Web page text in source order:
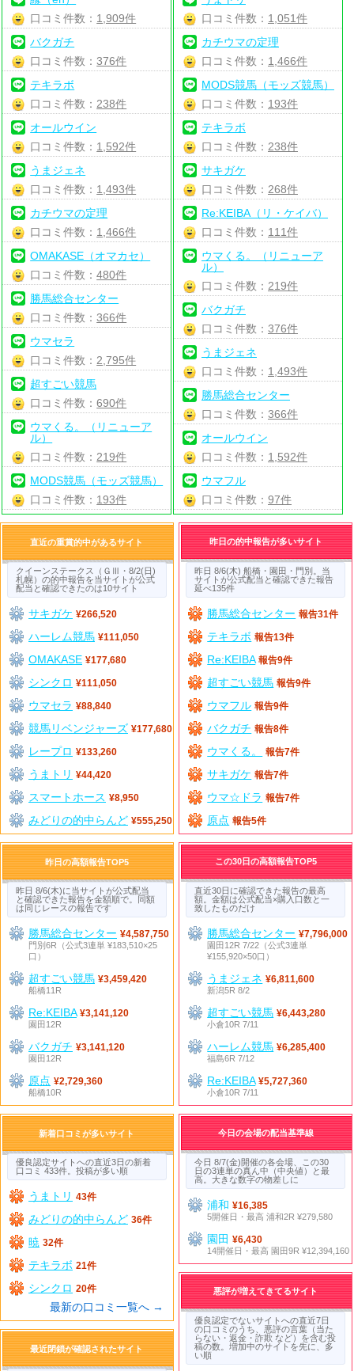
口コミ件数： 1,909件
バクガチ
口コミ件数：376件
テキラボ
口コミ件数： 238件
オールウイン
口コミ件数： 1,592件
うまジェネ
口コミ件数： 1,493件
カチウマの定理
口コミ件数： 1,466件
OMAKASE（オマカセ）
口コミ件数：480件
勝馬総合センター
口コミ件数：366件
ウマセラ
口コミ件数： 2,795件
超すごい競馬
口コミ件数：690件
ウマくる。（リニューア
ル）
口コミ件数： 219件
MODS競馬（モッズ競馬）
口コミ件数： 193件
口コミ件数： 1,051件
カチウマの定理
口コミ件数： 1,466件
MODS競馬（モッズ競馬）
口コミ件数： 193件
テキラボ
口コミ件数： 238件
サキガケ
口コミ件数： 268件
Re:KEIBA（リ・ケイバ）
口コミ件数： 111件
ウマくる。（リニューア
ル）
口コミ件数： 219件
バクガチ
口コミ件数： 376件
うまジェネ
口コミ件数： 1,493件
勝馬総合センター
口コミ件数： 366件
オールウイン
口コミ件数： 1,592件
ウマフル
口コミ件数： 97件
直近の重賞的中があるサイト
クイーンステークス（ＧⅢ・8/2(日)
札幌）の的中報告を当サイトが公式
配当と確認できたのは10サイト
サキガケ ¥266,520
ハーレム競馬 ¥111,050
OMAKASE ¥177,680
シンクロ ¥111,050
ウマセラ ¥88,840
競馬リベンジャーズ ¥177,680
レープロ ¥133,260
うまトリ ¥44,420
スマートホース ¥8,950
みどりの的中らんど ¥555,250
昨日の的中報告が多いサイト
昨日 8/6(木) 船橋・園田・門別。当
サイトが公式配当と確認できた報告
延べ135件
勝馬総合センター 報告31件
テキラボ 報告13件
Re:KEIBA 報告9件
超すごい競馬 報告9件
ウマフル 報告9件
バクガチ 報告8件
ウマくる。 報告7件
サキガケ 報告7件
ウマ☆ドラ 報告7件
原点 報告5件
昨日の高額報告TOP5
昨日 8/6(木)に当サイトが公式配当
と確認できた報告を金額順で。同額
は同じレースの報告です
勝馬総合センター ¥4,587,750
門別6R（公式3連単 ¥183,510×25
口）
超すごい競馬 ¥3,459,420
船橋11R
Re:KEIBA ¥3,141,120
園田12R
バクガチ ¥3,141,120
園田12R
原点 ¥2,729,360
船橋10R
この30日の高額報告TOP5
直近30日に確認できた報告の最高
額。金額は公式配当×購入口数と一
致したものだけ
勝馬総合センター ¥7,796,000
園田12R 7/22（公式3連単
¥155,920×50口）
うまジェネ ¥6,811,600
新潟5R 8/2
超すごい競馬 ¥6,443,280
小倉10R 7/11
ハーレム競馬 ¥6,285,400
福島6R 7/12
Re:KEIBA ¥5,727,360
小倉10R 7/11
新着口コミが多いサイト
優良認定サイトへの直近3日の新着
口コミ 433件。投稿が多い順
うまトリ 43件
みどりの的中らんど 36件
暁 32件
テキラボ 21件
シンクロ 20件
最新の口コミ一覧へ →
今日の会場の配当基準線
今日 8/7(金)開催の各会場、この30
日の3連単の真ん中（中央値）と最
高。大きな数字の物差しに
浦和¥16,385
5開催日・最高 浦和2R ¥279,580
園田¥6,430
14開催日・最高 園田9R ¥12,394,160
悪評が増えてきてるサイト
優良認定でないサイトへの直近7日
の口コミのうち、悪評の言葉（当た
らない・返金・詐欺 など）を含む投
稿の数。増加中のサイトを先に、多
い順
最近閉鎖が確認されたサイト